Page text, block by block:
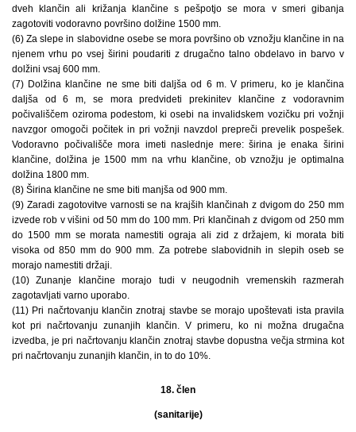
dveh klančin ali križanja klančine s pešpotjo se mora v smeri gibanja
zagotoviti vodoravno površino dolžine 1500 mm.
(6) Za slepe in slabovidne osebe se mora površino ob vznožju klančine in na
njenem vrhu po vsej širini poudariti z drugačno talno obdelavo in barvo v
dolžini vsaj 600 mm.
(7) Dolžina klančine ne sme biti daljša od 6 m. V primeru, ko je klančina
daljša od 6 m, se mora predvideti prekinitev klančine z vodoravnim
počivališčem oziroma podestom, ki osebi na invalidskem vozičku pri vožnji
navzgor omogoči počitek in pri vožnji navzdol prepreči prevelik pospešek.
Vodoravno počivališče mora imeti naslednje mere: širina je enaka širini
klančine, dolžina je 1500 mm na vrhu klančine, ob vznožju je optimalna
dolžina 1800 mm.
(8) Širina klančine ne sme biti manjša od 900 mm.
(9) Zaradi zagotovitve varnosti se na krajših klančinah z dvigom do 250 mm
izvede rob v višini od 50 mm do 100 mm. Pri klančinah z dvigom od 250 mm
do 1500 mm se morata namestiti ograja ali zid z držajem, ki morata biti
visoka od 850 mm do 900 mm. Za potrebe slabovidnih in slepih oseb se
morajo namestiti držaji.
(10) Zunanje klančine morajo tudi v neugodnih vremenskih razmerah
zagotavljati varno uporabo.
(11) Pri načrtovanju klančin znotraj stavbe se morajo upoštevati ista pravila
kot pri načrtovanju zunanjih klančin. V primeru, ko ni možna drugačna
izvedba, je pri načrtovanju klančin znotraj stavbe dopustna večja strmina kot
pri načrtovanju zunanjih klančin, in to do 10%.
18. člen
(sanitarije)